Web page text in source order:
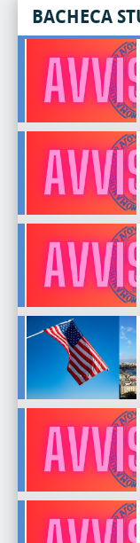
BACHECA